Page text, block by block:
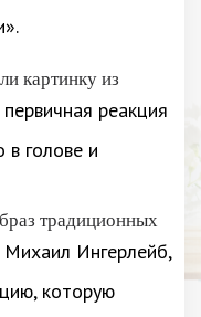
картинку из
реакция
в голове и
традиционных
Михаил Ингерлейб,
которую